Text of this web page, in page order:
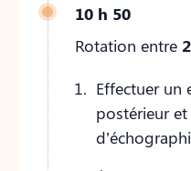
10 h 50
Rotation entre
Effectuer un
postérieur